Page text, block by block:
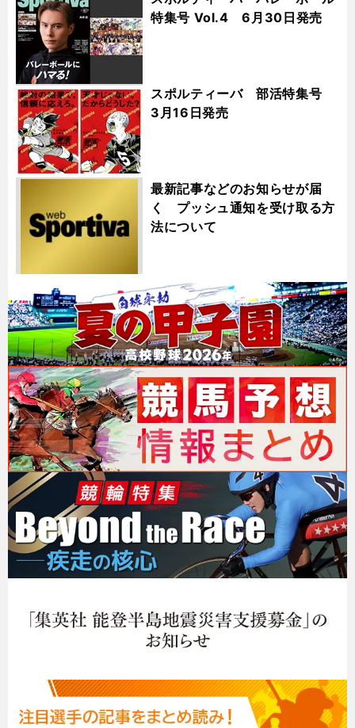
特集号 Vol.4 6月30日発売
スポルティーバ 部活特集号
3月16日発売
最新記事などのお知らせが届
く プッシュ通知を受け取る方
法について